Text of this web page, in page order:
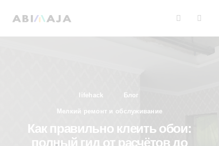
lifehack Блог
Мелкий ремонт и обслуживание
Как правильно клеить обои:
полный гид от расчётов до